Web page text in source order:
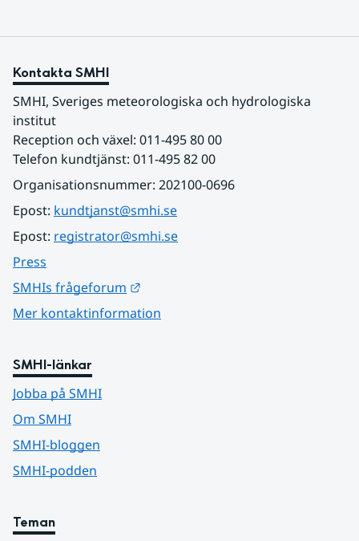
Kontakta SMHI
SMHI, Sveriges meteorologiska och hydrologiska
institut
Reception och växel: 011-495 80 00
Telefon kundtjänst: 011-495 82 00
Organisationsnummer: 202100-0696
Epost: kundtjanst@smhi.se
Epost: registrator@smhi.se
Press
SMHIs frågeforum
Mer kontaktinformation
SMHI-länkar
Jobba på SMHI
Om SMHI
SMHI-bloggen
SMHI-podden
Teman